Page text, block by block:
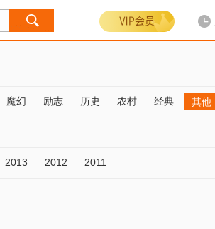
魔幻 励志 历史 农村 经典 其他
2013 2012 2011